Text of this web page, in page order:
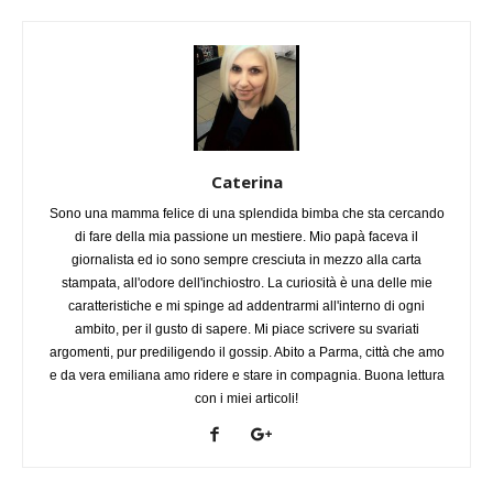
Caterina
Sono una mamma felice di una splendida bimba che sta cercando
di fare della mia passione un mestiere. Mio papà faceva il
giornalista ed io sono sempre cresciuta in mezzo alla carta
stampata, all'odore dell'inchiostro. La curiosità è una delle mie
caratteristiche e mi spinge ad addentrarmi all'interno di ogni
ambito, per il gusto di sapere. Mi piace scrivere su svariati
argomenti, pur prediligendo il gossip. Abito a Parma, città che amo
e da vera emiliana amo ridere e stare in compagnia. Buona lettura
con i miei articoli!